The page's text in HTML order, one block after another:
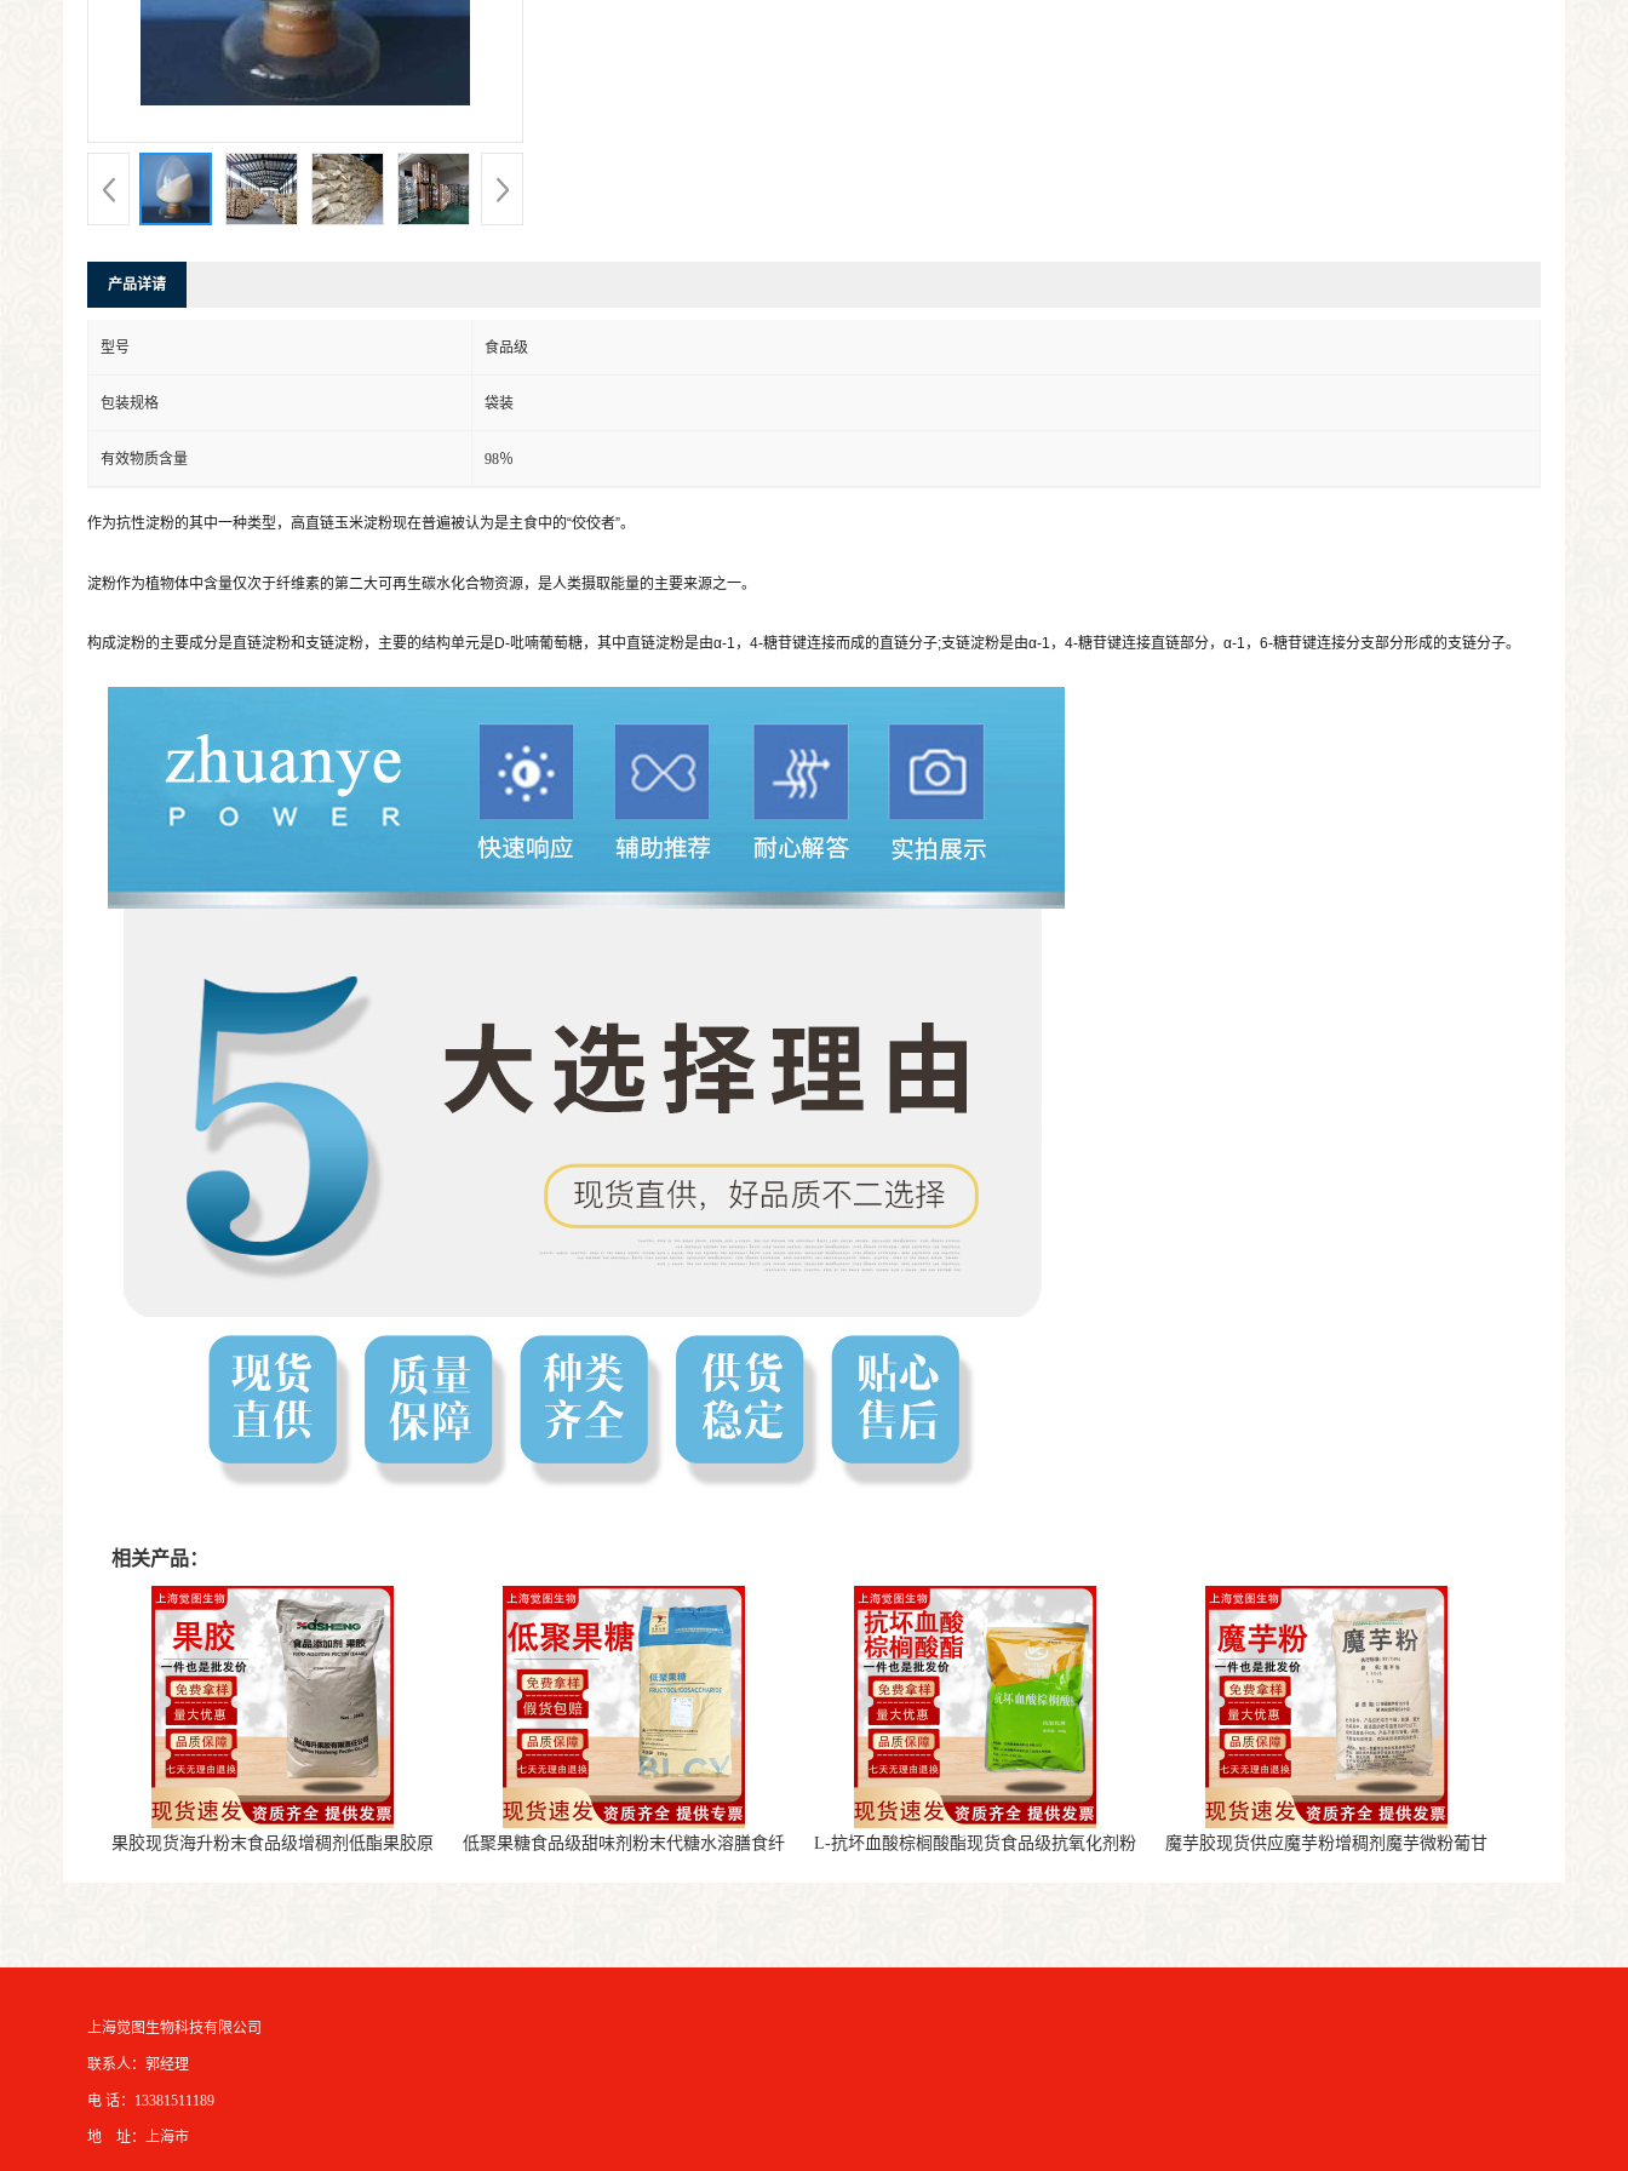
产品详请
型号 食品级
包装规格 袋装
有效物质含量 98％
作为抗性淀粉的其中一种类型，高直链玉米淀粉现在普遍被认为是主食中的“佼佼者”。
淀粉作为植物体中含量仅次于纤维素的第二大可再生碳水化合物资源，是人类摄取能量的主要来源之一。
构成淀粉的主要成分是直链淀粉和支链淀粉，主要的结构单元是D-吡喃葡萄糖，其中直链淀粉是由α-1 ， 4-糖苷键连接而成的直链分子;支链淀粉是由α-1 ， 4-糖苷键连接直链部分，α-1 ， 6-糖苷键连接分支部分形成的支链分子。
相关产品：
果胶现货海升粉末食品级增稠剂低酯果胶原
低聚果糖食品级甜味剂粉末代糖水溶膳食纤
L-抗坏血酸棕榈酸酯现货食品级抗氧化剂粉
魔芋胶现货供应魔芋粉增稠剂魔芋微粉葡甘
上海觉图生物科技有限公司
联系人：郭经理
电 话：13381511189
地 址：上海市